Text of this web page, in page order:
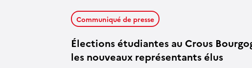
Élections étudiantes au Crous
les nouveaux représentants élus
Communiqué de presse